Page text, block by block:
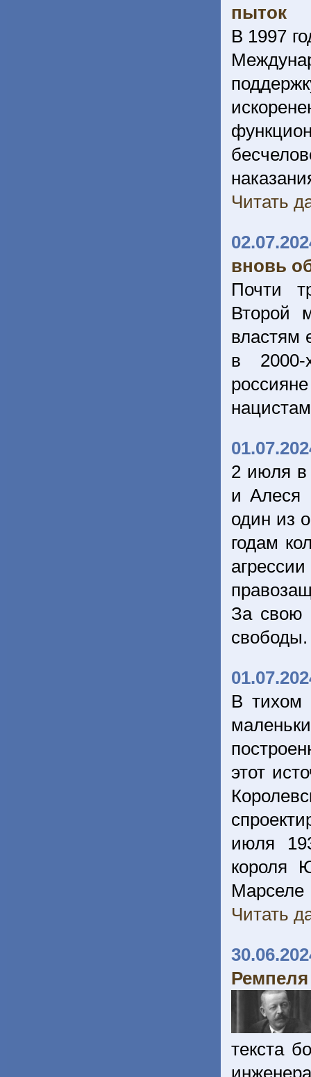
пыток
В 1997
Читать
вновь
Почти
Второй
властям
в 2000-
2 июля в
и Алеся
один из
годам
За свою
В тихом
этот
июля
короля
Читать
Ремпеля
текста